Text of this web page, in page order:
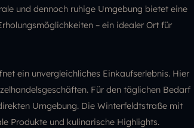
und dennoch ruhige Umgebung bietet eine
– ein idealer Ort für
ein unvergleichliches Einkaufserlebnis. Hier
Für den täglichen Bedarf
Umgebung. Die Winterfeldtstraße mit
Produkte und kulinarische Highlights.